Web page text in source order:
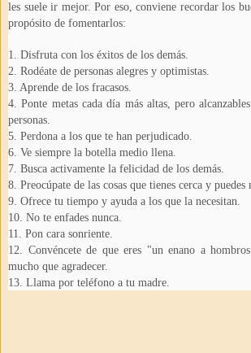
les suele ir mejor. Por eso, conviene recordar los
propósito de fomentarlos:
1. Disfruta con los éxitos de los demás.
2. Rodéate de personas alegres y optimistas.
3. Aprende de los fracasos.
4. Ponte metas cada día más altas, pero
personas.
5. Perdona a los que te han perjudicado.
6. Ve siempre la botella medio llena.
7. Busca activamente la felicidad de los demás.
8. Preocúpate de las cosas que tienes cerca y puedes
9. Ofrece tu tiempo y ayuda a los que la necesitan.
10. No te enfades nunca.
11. Pon cara sonriente.
12. Convéncete de que eres "un enano a
mucho que agradecer.
13. Llama por teléfono a tu madre.